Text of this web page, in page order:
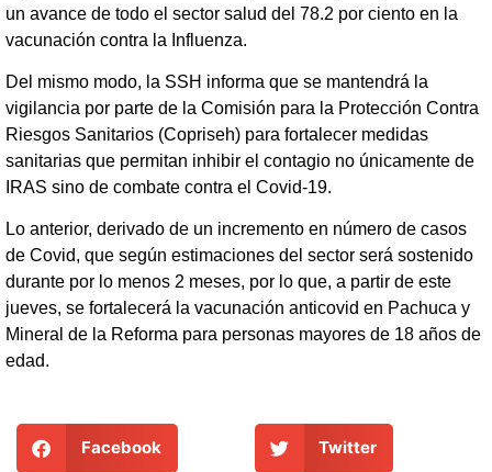
un avance de todo el sector salud del 78.2 por ciento en la
vacunación contra la Influenza.
Del mismo modo, la SSH informa que se mantendrá la
vigilancia por parte de la Comisión para la Protección Contra
Riesgos Sanitarios (Copriseh) para fortalecer medidas
sanitarias que permitan inhibir el contagio no únicamente de
IRAS sino de combate contra el Covid-19.
Lo anterior, derivado de un incremento en número de casos
de Covid, que según estimaciones del sector será sostenido
durante por lo menos 2 meses, por lo que, a partir de este
jueves, se fortalecerá la vacunación anticovid en Pachuca y
Mineral de la Reforma para personas mayores de 18 años de
edad.
Facebook Twitter